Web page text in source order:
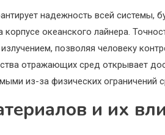
надежность всей системы,
океанского лайнера.
позволяя человеку
отражающих сред открывает
из-за физических ограничений
и их